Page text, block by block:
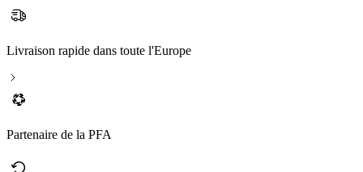
Livraison rapide dans toute l'Europe
Partenaire de la PFA